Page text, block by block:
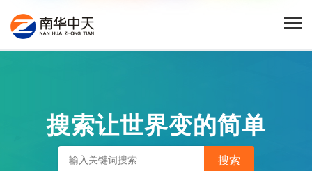
搜索让世界变的简单